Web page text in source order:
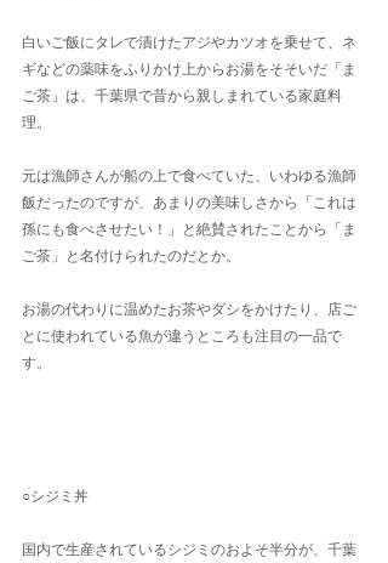
白いご飯にタレで漬けたアジやカツオを乗せて、ネ
ギなどの薬味をふりかけ上からお湯をそそいだ「ま
ご茶」は、千葉県で昔から親しまれている家庭料
理。
元は漁師さんが船の上で食べていた、いわゆる漁師
飯だったのですが、あまりの美味しさから「これは
孫にも食べさせたい！」と絶賛されたことから「ま
ご茶」と名付けられたのだとか。
お湯の代わりに温めたお茶やダシをかけたり、店ご
とに使われている魚が違うところも注目の一品で
す。
○シジミ丼
国内で生産されているシジミのおよそ半分が、千葉